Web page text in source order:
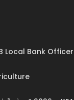
Local Bank Officer